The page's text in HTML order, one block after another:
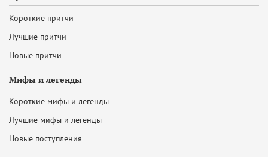
Короткие притчи
Лучшие притчи
Новые притчи
Мифы и легенды
Короткие мифы и легенды
Лучшие мифы и легенды
Новые поступления